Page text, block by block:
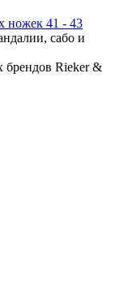
ножек 41 - 43
сабо и
брендов Rieker &